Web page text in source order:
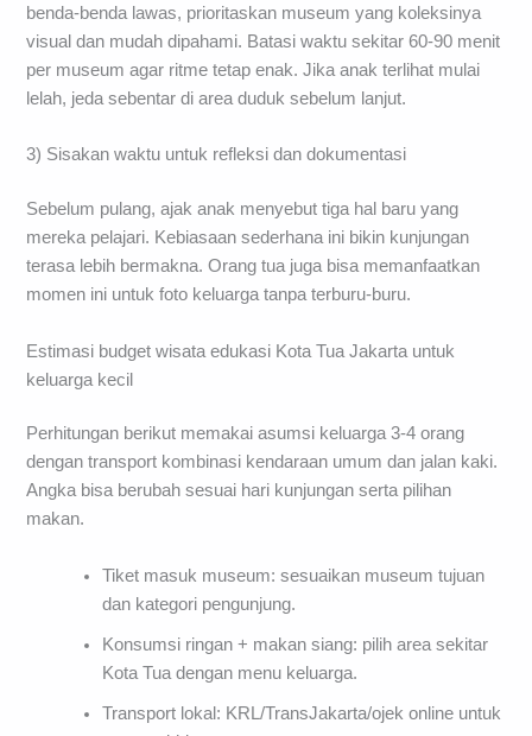
benda-benda lawas, prioritaskan museum yang koleksinya
visual dan mudah dipahami. Batasi waktu sekitar 60-90 menit
per museum agar ritme tetap enak. Jika anak terlihat mulai
lelah, jeda sebentar di area duduk sebelum lanjut.
3) Sisakan waktu untuk refleksi dan dokumentasi
Sebelum pulang, ajak anak menyebut tiga hal baru yang
mereka pelajari. Kebiasaan sederhana ini bikin kunjungan
terasa lebih bermakna. Orang tua juga bisa memanfaatkan
momen ini untuk foto keluarga tanpa terburu-buru.
Estimasi budget wisata edukasi Kota Tua Jakarta untuk
keluarga kecil
Perhitungan berikut memakai asumsi keluarga 3-4 orang
dengan transport kombinasi kendaraan umum dan jalan kaki.
Angka bisa berubah sesuai hari kunjungan serta pilihan
makan.
Tiket masuk museum: sesuaikan museum tujuan
dan kategori pengunjung.
Konsumsi ringan + makan siang: pilih area sekitar
Kota Tua dengan menu keluarga.
Transport lokal: KRL/TransJakarta/ojek online untuk